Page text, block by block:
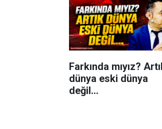
Farkında mıyız?
dünya eski dünya
değil...